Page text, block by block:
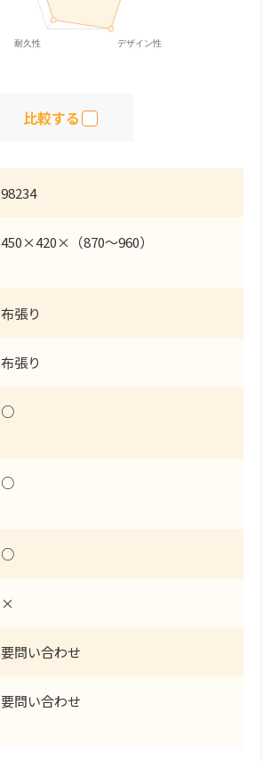
比較する
98234
450×420×（870～960）
布張り
布張り
○
○
○
×
要問い合わせ
要問い合わせ